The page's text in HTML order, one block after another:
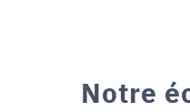
Notre